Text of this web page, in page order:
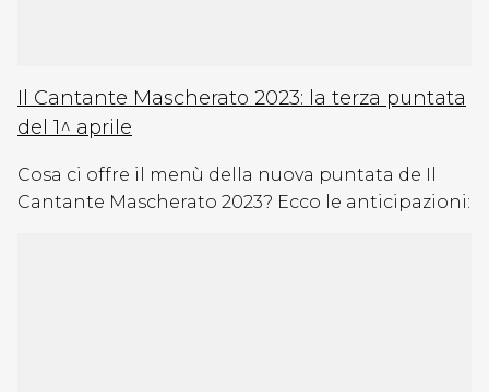
Il Cantante Mascherato 2023: la terza puntata
del 1^ aprile
Cosa ci offre il menù della nuova puntata de Il
Cantante Mascherato 2023? Ecco le anticipazioni: